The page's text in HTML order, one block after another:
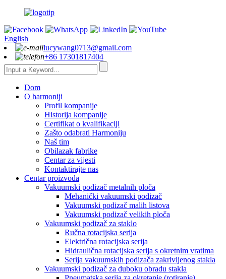
English
lucywang0713@gmail.com
+86 17301817404
Dom
O harmoniji
Profil kompanije
Historija kompanije
Certifikat o kvalifikaciji
Zašto odabrati Harmoniju
Naš tim
Obilazak fabrike
Centar za vijesti
Kontaktirajte nas
Centar proizvoda
Vakuumski podizač metalnih ploča
Mehanički vakuumski podizač
Vakuumski podizač malih listova
Vakuumski podizač velikih ploča
Vakuumski podizač za staklo
Ručna rotacijska serija
Električna rotacijska serija
Hidraulična rotacijska serija s okretnim vratima
Serija vakuumskih podizača zakrivljenog stakla
Vakuumski podizač za duboku obradu stakla